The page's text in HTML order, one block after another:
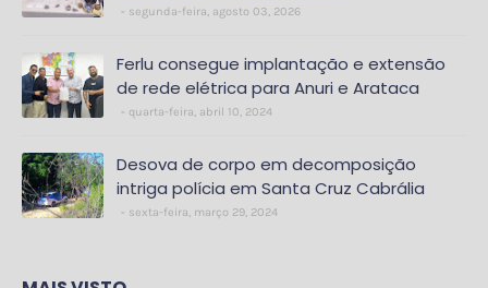
segunda-feira, agosto 03, 2026
Ferlu consegue implantação e extensão
de rede elétrica para Anuri e Arataca
quarta-feira, abril 10, 2024
Desova de corpo em decomposição
intriga polícia em Santa Cruz Cabrália
sexta-feira, março 29, 2024